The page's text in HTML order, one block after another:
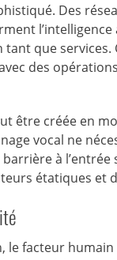
Des
que services.
des
être créée en
vocal ne
à l’entrée
étatiques et
facteur